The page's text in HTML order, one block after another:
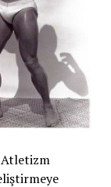
Atletizm